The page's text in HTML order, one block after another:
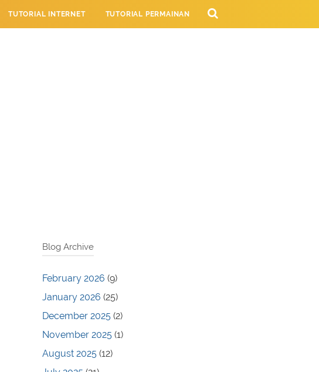
TUTORIAL INTERNET TUTORIAL PERMAINAN
Blog Archive
February 2026 (9)
January 2026 (25)
December 2025 (2)
November 2025 (1)
August 2025 (12)